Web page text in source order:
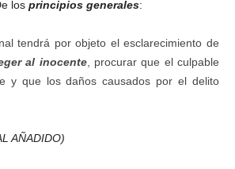
los principios generales:
tendrá por objeto el esclarecimiento de
al inocente, procurar que el culpable
y que los daños causados por el delito
AÑADIDO)